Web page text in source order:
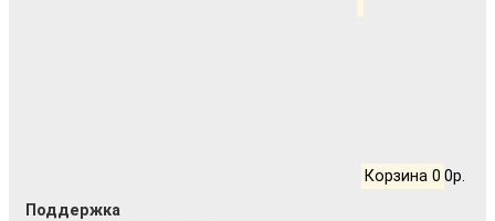
Корзина 0 0р.
Поддержка